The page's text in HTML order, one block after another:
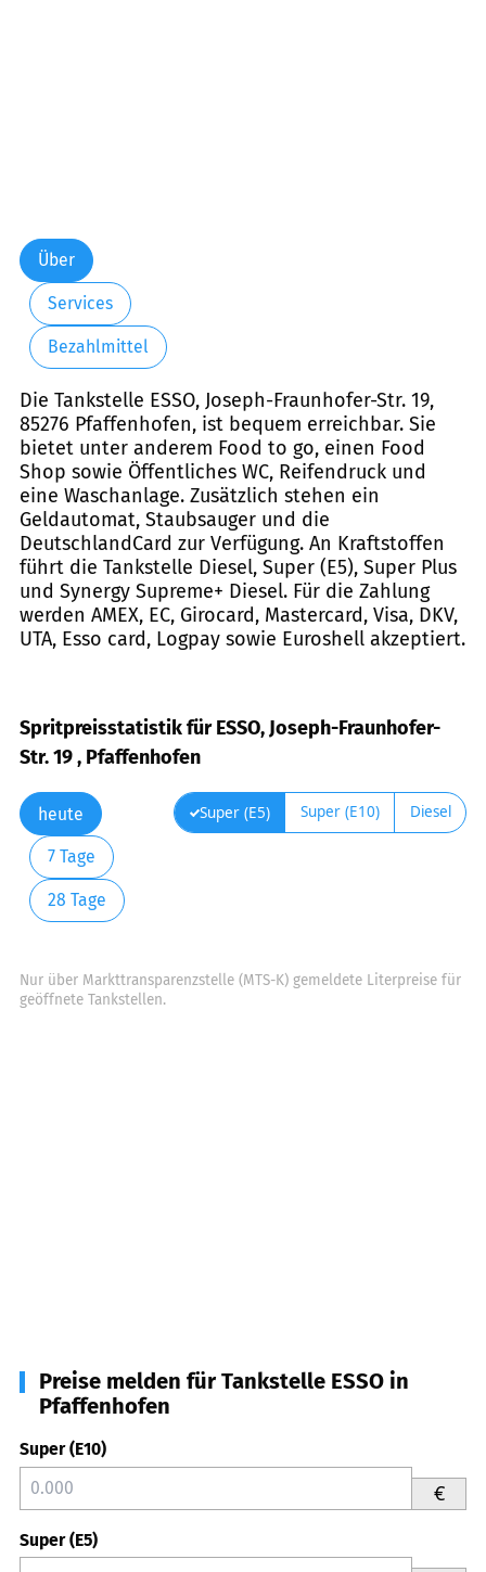
Über
Services
Bezahlmittel
Die Tankstelle ESSO, Joseph-Fraunhofer-Str. 19,
85276 Pfaffenhofen, ist bequem erreichbar. Sie
bietet unter anderem Food to go, einen Food
Shop sowie Öffentliches WC, Reifendruck und
eine Waschanlage. Zusätzlich stehen ein
Geldautomat, Staubsauger und die
DeutschlandCard zur Verfügung. An Kraftstoffen
führt die Tankstelle Diesel, Super (E5), Super Plus
und Synergy Supreme+ Diesel. Für die Zahlung
werden AMEX, EC, Girocard, Mastercard, Visa, DKV,
UTA, Esso card, Logpay sowie Euroshell akzeptiert.
Spritpreisstatistik für ESSO, Joseph-Fraunhofer-
Str. 19 , Pfaffenhofen
heute
7 Tage
28 Tage
Super (E5) Super (E10) Diesel
Nur über Markttransparenzstelle (MTS-K) gemeldete Literpreise für
geöffnete Tankstellen.
Preise melden für Tankstelle ESSO in
Pfaffenhofen
Super (E10)
€
Super (E5)